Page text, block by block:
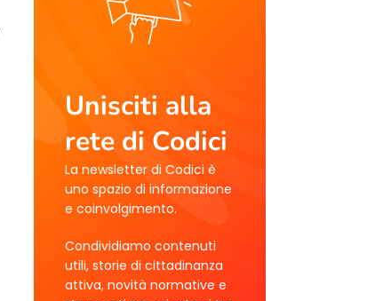
Unisciti alla
rete di Codici
La newsletter di Codici è
uno spazio di informazione
e coinvolgimento.
Condividiamo contenuti
utili, storie di cittadinanza
attiva, novità normative e